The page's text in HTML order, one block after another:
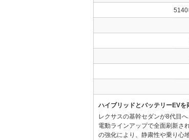
ハイブリッドとバッテリーEVを
レクサスの基幹セダンが8代目
電動ラインアップで全面刷新さ
の強化により、静粛性や乗り心